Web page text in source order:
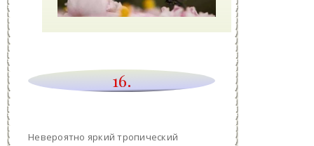
16.
Невероятно яркий тропический